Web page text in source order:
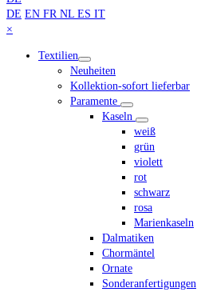
Anfang
scrollen
DE EN FR NL ES IT
×
menu
Textilien
Neuheiten
Kollektion-sofort lieferbar
Paramente
Kaseln
weiß
grün
violett
rot
schwarz
rosa
Marienkaseln
Dalmatiken
Chormäntel
Ornate
Sonderanfertigungen